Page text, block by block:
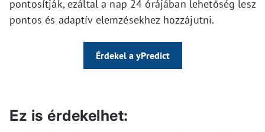
pontosítják, ezáltal a nap 24 órájában lehetőség lesz
pontos és adaptív elemzésekhez hozzájutni.
Érdekel a yPredict
Ez is érdekelhet: